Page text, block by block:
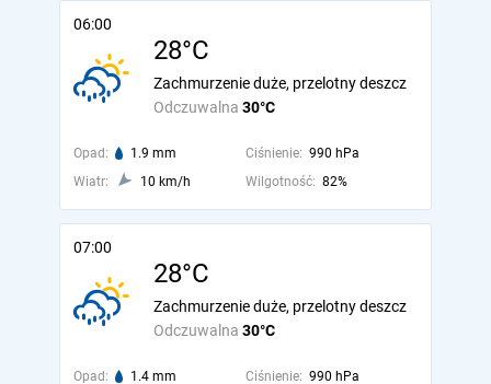
06:00
28°C
Odczuwalna 30°C
Zachmurzenie duże, przelotny deszcz
Opad: 1.9 mm Ciśnienie: 990 hPa
Wiatr:
10 km/h Wilgotność: 82%
07:00
28°C
Odczuwalna 30°C
Zachmurzenie duże, przelotny deszcz
Opad: 1.4 mm Ciśnienie: 990 hPa